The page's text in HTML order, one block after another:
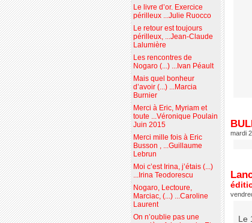
mardi
Le
Le livre d’or. Exercice
périlleux ...Julie Ruocco
Le retour est toujours
périlleux, ...Jean-Claude
Lalumière
Les rencontres de
Nogaro (...) ...Ivan Péault
Mais quel bonheur
d’avoir (...) ...Marcia
Burnier
Merci à Eric, Myriam et
toute ...Véronique Poulain
Juin 2015
Merci mille fois à Eric
Busson , ...Guillaume
Lebrun
Moi c’est Irina, j’étais (...)
...Irina Teodorescu
Nogaro, Lectoure,
Marciac, (...) ...Caroline
Laurent
On n’oublie pas une